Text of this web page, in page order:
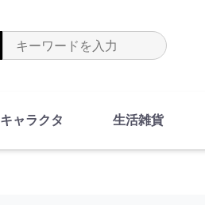
商品名やキーワードを入力
キャラクタ 生活雑貨